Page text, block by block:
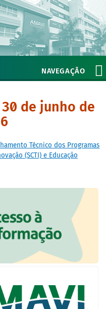
NAVEGAÇÃO
de junho de
Técnico dos Programas
(SCTI) e Educação